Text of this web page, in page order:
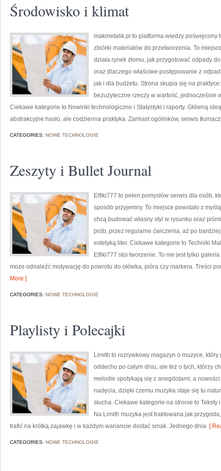
Środowisko i klimat
makmetalik.pl to platforma wiedzy
zbiórki materiałów do przetworzenia. To
działa rynek złomu, jak przygotować odpady
oraz dlaczego właściwe postępowanie z
jak i dla budżetu. Strona skupia się na
bezużyteczne rzeczy w wartość,
Ciekawe kategorie to Nowinki technologiczne i Statystyki i raporty. Główną
abstrakcyjne hasło, ale codzienna praktyka. Zamiast ogólników, serwis
CATEGORIES: NOWE TECHNOLOGIE
Zeszyty i Bullet Journal
Elfiki777 to pełen pomysłów serwis dla osób,
sposób przyjemny. To miejsce powstało z
chcą budować własny styl w rysunku oraz
prób, przez regularne ćwiczenia, aż po
estetyką liter. Ciekawe kategorie to Techniki
Elfiki777 stoi tworzenie. To nie jest tylko
może odnaleźć motywację do powrotu do ołówka, pióra czy markera. Treści
More ]
CATEGORIES: NOWE TECHNOLOGIE
Playlisty i Polecajki
Limith to rozrywkowy magazyn o muzyce,
oddechu po całym dniu, ale też o tych, którzy
melodie spotykają się z anegdotami, a
nadęcia, dzięki czemu muzyka staje się tu
słucha. Ciekawe kategorie na stronie to
Na Limith muzyka jest traktowana jak
trafić na krótką zajawkę i w każdym wariancie dostać smak. Jednego dnia [
CATEGORIES: NOWE TECHNOLOGIE